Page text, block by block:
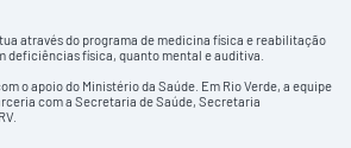
através do programa de medicina física e reabilitação
deficiências física, quanto mental e auditiva.
o apoio do Ministério da Saúde. Em Rio Verde, a equipe
com a Secretaria de Saúde, Secretaria